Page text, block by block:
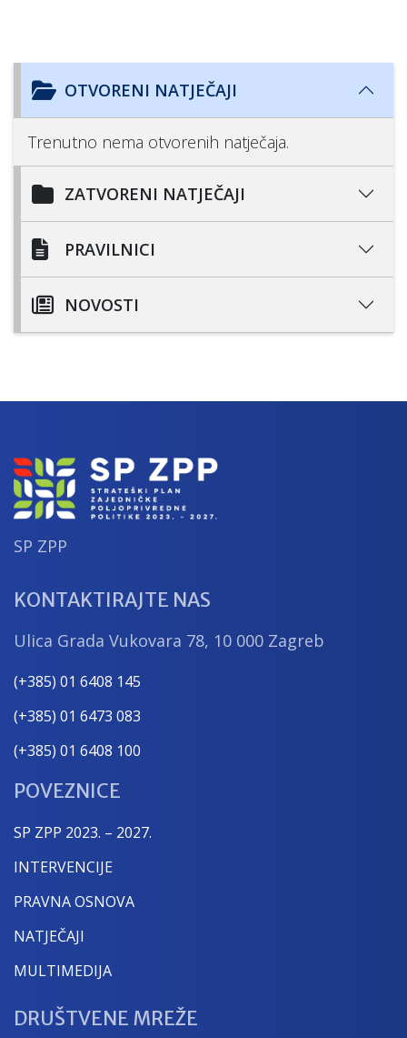
OTVORENI NATJEČAJI
Trenutno nema otvorenih natječaja.
ZATVORENI NATJEČAJI
PRAVILNICI
NOVOSTI
SP ZPP
KONTAKTIRAJTE NAS
Ulica Grada Vukovara 78, 10 000 Zagreb
(+385) 01 6408 145
(+385) 01 6473 083
(+385) 01 6408 100
POVEZNICE
SP ZPP 2023. – 2027.
INTERVENCIJE
PRAVNA OSNOVA
NATJEČAJI
MULTIMEDIJA
DRUŠTVENE MREŽE